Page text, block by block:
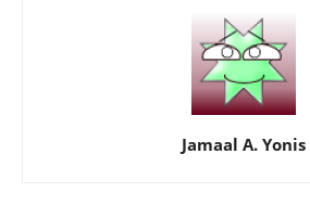
Jamaal A. Yonis